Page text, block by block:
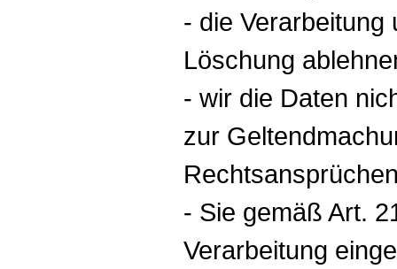
- die
Löschung
- wir die Daten
zur
- Sie gemäß Art.
Verarbeitung